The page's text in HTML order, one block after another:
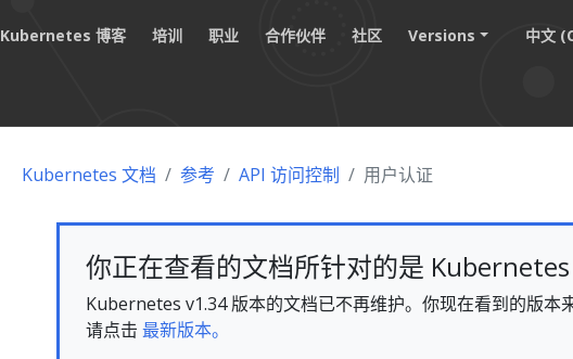
Kubernetes 博客 培训 职业 合作伙伴 社区 Versions 中文
Kubernetes 文档 参考 API 访问控制 用户认证
你正在查看的文档所针对的是
Kubernetes v1.34 版本的文档已不再维护。你现在看到的版本
请点击 最新版本。